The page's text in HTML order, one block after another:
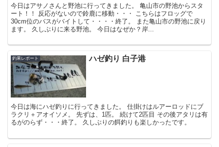
今日はアサノさんと野池に行ってきました。 亀山市の野池からスタ
ート！！ 反応がないので鈴鹿に移動・・・ こちらはフロッグで
30cm位のバスがバイトして・・・・終了。 また亀山市の野池に戻り
ます。 久しぶりに来る野池。 今日はなぜか？岸...
釣果レポート ハゼ釣り 白子港
今日は海にハゼ釣りに行ってきました。 仕掛けはルアーロッドにブ
ラクリ＋アオイソメ。 先ずは、1匹。 続けて2匹目 その後アタリは有
るがのらず・・・終了。 久しぶりの餌釣りも楽しかったです。